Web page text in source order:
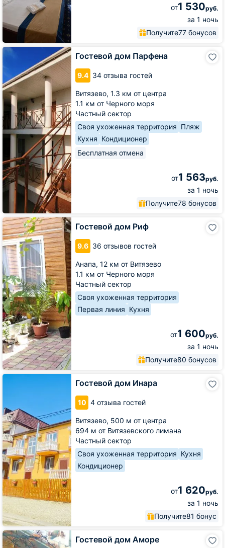
от1 530руб.
за 1 ночь
Получите77 бонусов
Гостевой дом Парфена
9.4 34 отзыва гостей
Витязево, 1.3 км от центра
1.1 км от Черного моря
Частный сектор
Своя ухоженная территория Пляж
Кухня Кондиционер
Бесплатная отмена
от1 563руб.
за 1 ночь
Получите78 бонусов
Гостевой
Парфена
Гостевой дом Риф
9.6 36 отзывов гостей
Анапа, 12 км от Витязево
1.1 км от Черного моря
Частный сектор
Своя ухоженная территория
Первая линия Кухня
от1 600руб.
за 1 ночь
Получите80 бонусов
Гостевой
дом
Риф
Гостевой дом Инара
10 4 отзыва гостей
Витязево, 500 м от центра
694 м от Витязевского лимана
Частный сектор
Своя ухоженная территория Кухня
Кондиционер
от1 620руб.
за 1 ночь
Получите81 бонус
Гостевой
Гостевой дом Аморе
Гостевой
дом